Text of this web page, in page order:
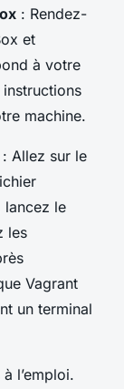
: Rendez-
et
à votre
instructions
machine.
: Allez sur le
lancez le
les
Vagrant
un terminal
l’emploi.